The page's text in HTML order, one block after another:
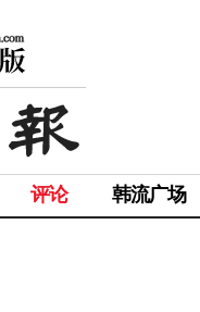
评论 韩流广场